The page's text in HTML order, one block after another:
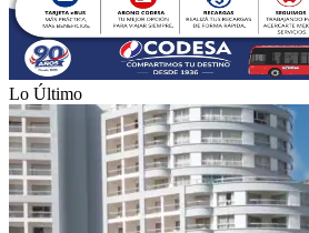
Lo Último